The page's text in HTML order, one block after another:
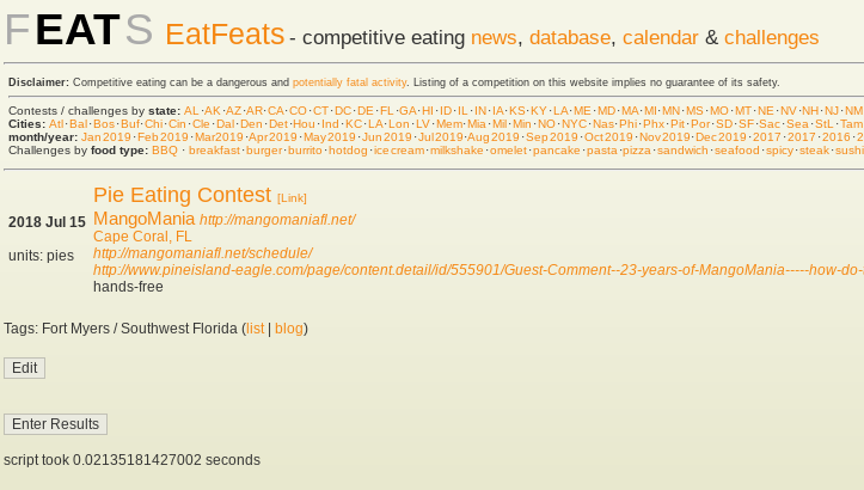
FEATS EatFeats - competitive eating news, database, calendar & challenges
Disclaimer: Competitive eating can be a dangerous and potentially fatal activity. Listing of a competition on this website implies no guarantee of its safety.
Contests / challenges by state: AL ·AK ·AZ·AR·CA·CO·CT·DC·DE ·FL ·GA·HI ·ID·IL ·IN·IA·KS·KY·LA·ME ·MD·MA·MI·MN·MS·MO·MT·NE ·NV·NH·NJ·NM
Cities: Atl·Bal·Bos·Buf·Chi·Cin ·Cle ·Dal·Den ·Det·Hou ·Ind ·KC·LA·Lon ·LV·Mem·Mia ·Mil·Min ·NO·NYC·Nas·Phi·Phx·Pit·Por·SD·SF·Sac·Sea ·StL ·Tam
month/year: Jan 2019 ·Feb 2019 ·Mar 2019 ·Apr 2019 ·May 2019 ·Jun 2019 ·Jul 2019·Aug 2019 ·Sep 2019 ·Oct 2019 ·Nov 2019·Dec 2019 ·2017 ·2017 ·2016 ·
Challenges by food type: BBQ · breakfast·burger·burrito·hot dog ·ice cream·milkshake ·omelet·pancake ·pasta ·pizza ·sandwich ·seafood ·spicy·steak·sushi
2018 Jul 15
units: pies
Pie Eating Contest [Link]
MangoMania http://mangomaniafl.net/
Cape Coral, FL
http://mangomaniafl.net/schedule/
http://www.pineisland-eagle.com/page/content.detail/id/555901/Guest-Comment--23-years-of-MangoMania-----how-
hands-free
Tags: Fort Myers / Southwest Florida ( list| blog)
script took 0.02135181427002 seconds